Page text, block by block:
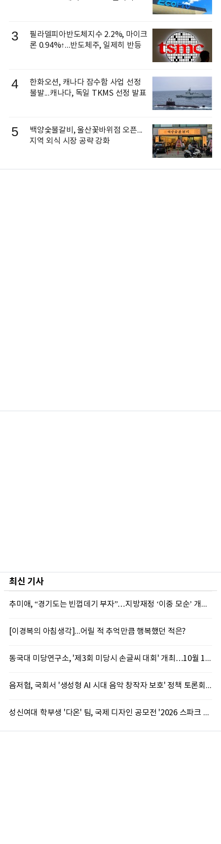
3
필라델피아반도체지수 2.2%, 마이크
론 0.94%↑...반도체주, 일제히 반등
4
한화오션, 캐나다 잠수함 사업 선정
불발...캐나다, 독일 TKMS 선정 발표
5
백양숯불갈비, 울산꽃바위점 오픈...
지역 외식 시장 공략 강화
최신 기사
추미애, “경기도는 빈껍데기 부자”…지방재정 ‘이중 모순’ 개편 촉구
[이경복의 아침생각]...어릴 적 추억만큼 행복했던 적은?
동국대 미당연구소, '제3회 미당시 손글씨 대회' 개최…10월 12일까지 접수
음저협, 국회서 '생성형 AI 시대 음악 창작자 보호' 정책 토론회 10일 개최
성신여대 학부생 '다온' 팀, 국제 디자인 공모전 '2026 스파크 어워드' 동상 수상